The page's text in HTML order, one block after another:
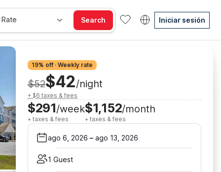
Search Iniciar sesión
19% off · Weekly rate
$52$42/night
+ $6 taxes & fees
$291/week
+ taxes & fees
$1,152/month
+ taxes & fees
ago 6, 2026 – ago 13, 2026
1 Guest